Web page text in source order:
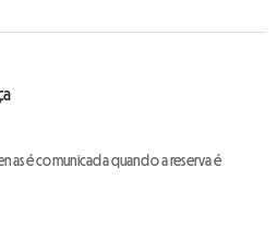
é comunicada quando a reserva é